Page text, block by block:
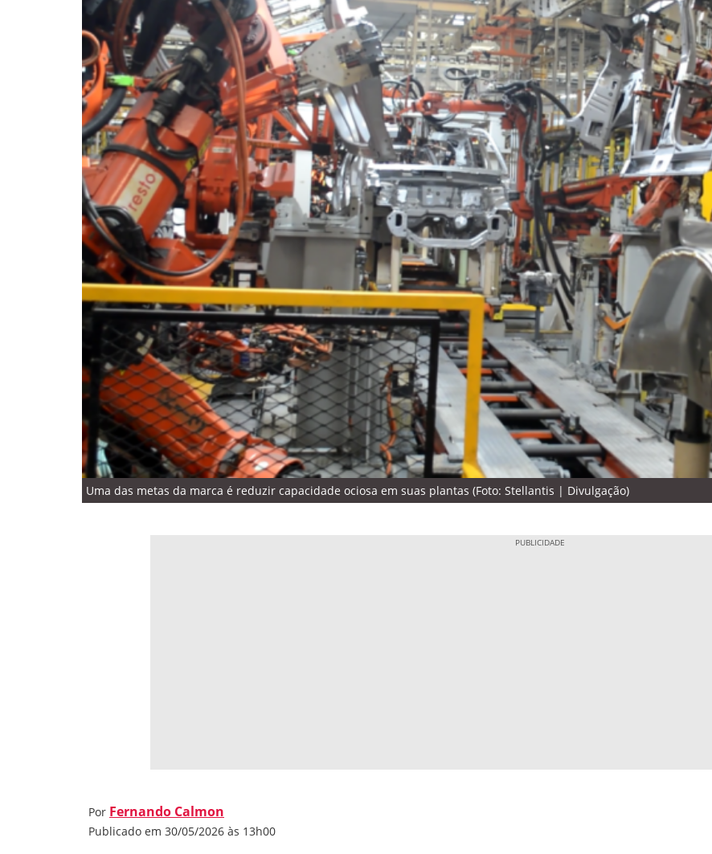
Uma das metas da marca é reduzir capacidade ociosa em suas plantas (Foto: Stellantis | Divulgação)
Por Fernando Calmon
Publicado em 30/05/2026 às 13h00